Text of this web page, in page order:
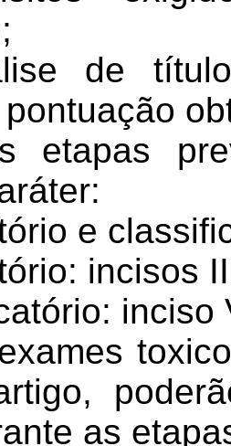
de
etapas
e
incisos
inciso
as